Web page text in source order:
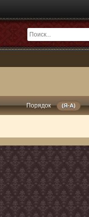
Порядок (Я-А)